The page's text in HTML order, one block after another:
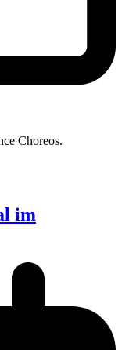
Choreos.
im